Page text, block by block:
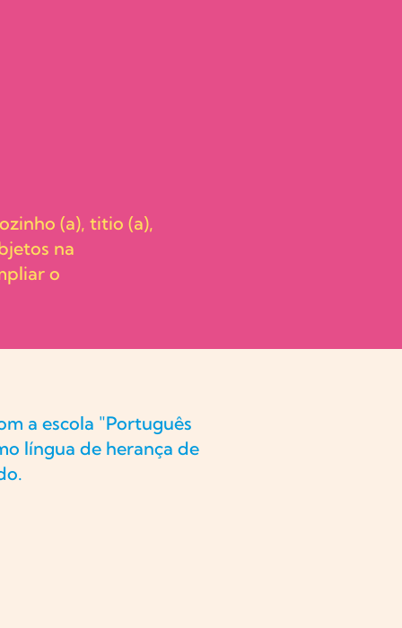
(a), titio (a),
na
o
a escola "Português
língua de herança de